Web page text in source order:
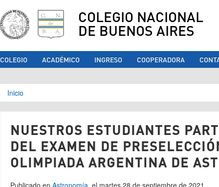
COLEGIO NACIONAL
DE BUENOS AIRES
COLEGIO ACADÉMICO INGRESO COOPERADORA
Se encuentra usted aquí
Inicio
NUESTROS ESTUDIANTES
DEL EXAMEN DE
OLIMPIADA ARGENTINA DE
Publicado en Astronomía, el martes 28 de septiembre de 2021